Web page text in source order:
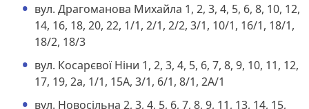
вул. Драгоманова Михайла 1, 2, 3, 4, 5, 6, 8, 10, 12,
14, 16, 18, 20, 22, 1/1, 2/1, 2/2, 3/1, 10/1, 16/1, 18/1,
18/2, 18/3
вул. Косарєвої Ніни 1, 2, 3, 4, 5, 6, 7, 8, 9, 10, 11, 12,
17, 19, 2а, 1/1, 15А, 3/1, 6/1, 8/1, 2А/1
вул. Новосільна 2, 3, 4, 5, 6, 7, 8, 9, 11, 13, 14, 15,